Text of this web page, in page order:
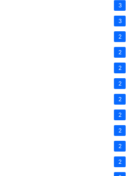
3
3
2
2
2
2
2
2
2
2
2